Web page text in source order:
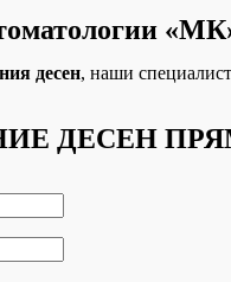
десен, наши
ДЕСЕН